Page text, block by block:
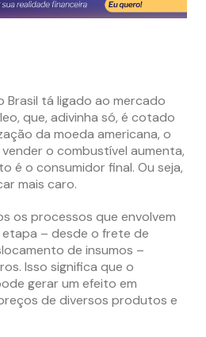
Brasil tá ligado ao mercado
que, adivinha só, é cotado
da moeda americana, o
o combustível aumenta,
é o consumidor final. Ou seja,
mais caro.
os processos que envolvem
– desde o frete de
de insumos –
Isso significa que o
gerar um efeito em
de diversos produtos e